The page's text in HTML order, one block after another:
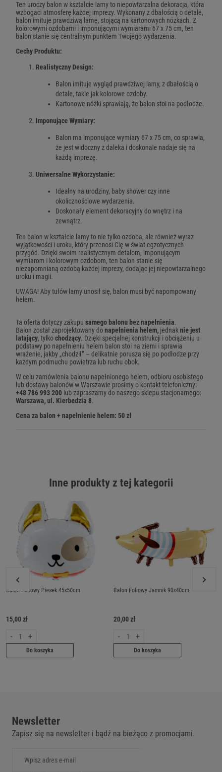
Ten uroczy balon w kształcie lamy to niepowtarzalna dekoracja, która
wzbogaci atmosferę każdej imprezy. Wykonany z dbałością o detale,
balon imituje prawdziwą lamę, stojącą na kartonowych nóżkach. Z
kolorowymi ozdobami i imponującymi wymiarami 67 x 75 cm, ten
balon stanie się centralnym punktem Twojego wydarzenia.
Cechy Produktu:
Realistyczny Design:
Balon imituje wygląd prawdziwej lamy, z dbałością o
detale, takie jak kolorowe ozdoby.
Kartonowe nóżki sprawiają, że balon stoi na podłodze.
Imponujące Wymiary:
Balon ma imponujące wymiary 67 x 75 cm, co sprawia,
że jest widoczny z daleka i doskonale nadaje się na
każdą imprezę.
Uniwersalne Wykorzystanie:
Idealny na urodziny, baby shower czy inne
okolicznościowe wydarzenia.
Doskonały element dekoracyjny do wnętrz i na
zewnątrz.
Ten balon w kształcie lamy to nie tylko ozdoba, ale również wyraz
wyjątkowości i uroku, który przenosi Cię w świat egzotycznych
przygód. Dzięki swoim realistycznym detalom, imponującym
wymiarom i kolorowym ozdobom, ten balon stanie się
niezapomnianą ozdobą każdej imprezy, dodając jej niepowtarzalnego
uroku i magii.
UWAGA! Aby tułów lamy unosił się, balon musi być napompowany
helem.
Ta oferta dotyczy zakupu samego balonu bez napełnienia.
Balon został zaprojektowany donapełnienia helem, jednaknie jest
latający, tylkochodzący. Dzięki specjalnej konstrukcji i obciążeniu u
podstawy po napełnieniu helem balon stoi na ziemi i sprawia
wrażenie, jakby „chodził” – delikatnie porusza się po podłodze przy
każdym podmuchu powietrza lub ruchu obok.
W celu zamówienia balonu napełnionego helem, odbioru osobistego
lub dostawy balonów w Warszawie prosimy o kontakt telefoniczny:
+48 786 993 200 lub zapraszamy do naszego sklepu stacjonarnego:
Warszawa, ul. Kierbedzia 8.
Cena za balon + napełnienie helem: 50 zł
Inne produkty z tej kategorii
Balon Foliowy Piesek 45x50cm
15,00 zł
- +
Do koszyka
Balon Foliowy Jamnik 90x40cm
20,00 zł
- +
Do koszyka
Newsletter
Zapisz się na newsletter i bądź na bieżąco z promocjami.